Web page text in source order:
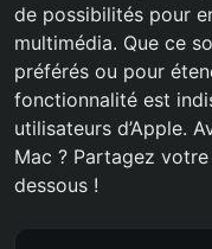
de possibilités pour
multimédia. Que ce
préférés ou pour
fonctionnalité est
utilisateurs d’Apple.
Mac ? Partagez
dessous !